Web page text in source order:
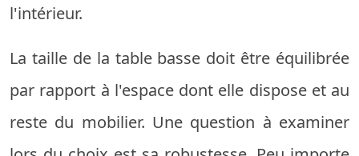
l'intérieur.
La taille de la table basse doit être équilibrée
par rapport à l'espace dont elle dispose et au
reste du mobilier. Une question à examiner